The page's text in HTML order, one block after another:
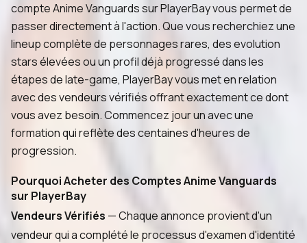
compte Anime Vanguards sur PlayerBay vous permet de
passer directement à l'action. Que vous recherchiez une
lineup complète de personnages rares, des evolution
stars élevées ou un profil déjà progressé dans les
étapes de late-game, PlayerBay vous met en relation
avec des vendeurs vérifiés offrant exactement ce dont
vous avez besoin. Commencez jour un avec une
formation qui reflète des centaines d'heures de
progression.
Pourquoi Acheter des Comptes Anime Vanguards
sur PlayerBay
Vendeurs Vérifiés — Chaque annonce provient d'un
vendeur qui a complété le processus d'examen d'identité